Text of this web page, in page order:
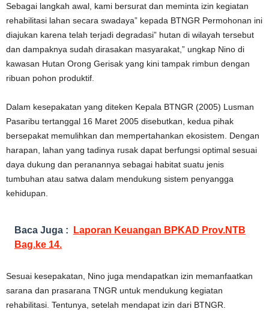
Sebagai langkah awal, kami bersurat dan meminta izin kegiatan
rehabilitasi lahan secara swadaya” kepada BTNGR Permohonan ini
diajukan karena telah terjadi degradasi” hutan di wilayah tersebut
dan dampaknya sudah dirasakan masyarakat,” ungkap Nino di
kawasan Hutan Orong Gerisak yang kini tampak rimbun dengan
ribuan pohon produktif.
Dalam kesepakatan yang diteken Kepala BTNGR (2005) Lusman
Pasaribu tertanggal 16 Maret 2005 disebutkan, kedua pihak
bersepakat memulihkan dan mempertahankan ekosistem. Dengan
harapan, lahan yang tadinya rusak dapat berfungsi optimal sesuai
daya dukung dan peranannya sebagai habitat suatu jenis
tumbuhan atau satwa dalam mendukung sistem penyangga
kehidupan.
Baca Juga :
Laporan Keuangan BPKAD Prov.NTB
Bag.ke 14.
Sesuai kesepakatan, Nino juga mendapatkan izin memanfaatkan
sarana dan prasarana TNGR untuk mendukung kegiatan
rehabilitasi. Tentunya, setelah mendapat izin dari BTNGR.